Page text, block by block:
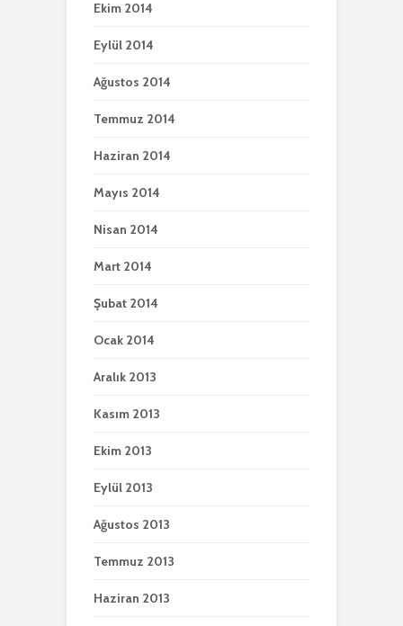
Ekim 2014
Eylül 2014
Ağustos 2014
Temmuz 2014
Haziran 2014
Mayıs 2014
Nisan 2014
Mart 2014
Şubat 2014
Ocak 2014
Aralık 2013
Kasım 2013
Ekim 2013
Eylül 2013
Ağustos 2013
Temmuz 2013
Haziran 2013